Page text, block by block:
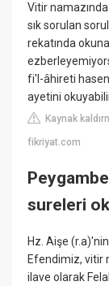
Vitir
sık sorulan
rekatında
fi'l-âhireti
ayetini
Kaynak
fikriyat.com
sureleri
Hz. Aişe
Efendimiz, vitir
ilave olarak